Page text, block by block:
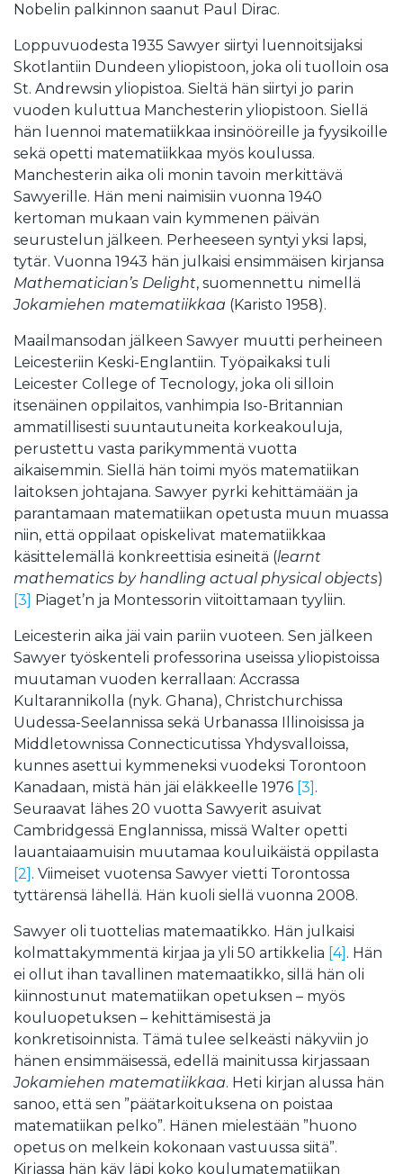
Nobelin palkinnon saanut Paul Dirac.
Loppuvuodesta 1935 Sawyer siirtyi luennoitsijaksi
Skotlantiin Dundeen yliopistoon, joka oli tuolloin osa
St. Andrewsin yliopistoa. Sieltä hän siirtyi jo parin
vuoden kuluttua Manchesterin yliopistoon. Siellä
hän luennoi matematiikkaa insinööreille ja fyysikoille
sekä opetti matematiikkaa myös koulussa.
Manchesterin aika oli monin tavoin merkittävä
Sawyerille. Hän meni naimisiin vuonna 1940
kertoman mukaan vain kymmenen päivän
seurustelun jälkeen. Perheeseen syntyi yksi lapsi,
tytär. Vuonna 1943 hän julkaisi ensimmäisen kirjansa
Mathematician’s Delight, suomennettu nimellä
Jokamiehen matematiikkaa (Karisto 1958).
Maailmansodan jälkeen Sawyer muutti perheineen
Leicesteriin Keski-Englantiin. Työpaikaksi tuli
Leicester College of Tecnology, joka oli silloin
itsenäinen oppilaitos, vanhimpia Iso-Britannian
ammatillisesti suuntautuneita korkeakouluja,
perustettu vasta parikymmentä vuotta
aikaisemmin. Siellä hän toimi myös matematiikan
laitoksen johtajana. Sawyer pyrki kehittämään ja
parantamaan matematiikan opetusta muun muassa
niin, että oppilaat opiskelivat matematiikkaa
käsittelemällä konkreettisia esineitä (learnt
mathematics by handling actual physical objects)
[3] Piaget’n ja Montessorin viitoittamaan tyyliin.
Leicesterin aika jäi vain pariin vuoteen. Sen jälkeen
Sawyer työskenteli professorina useissa yliopistoissa
muutaman vuoden kerrallaan: Accrassa
Kultarannikolla (nyk. Ghana), Christchurchissa
Uudessa-Seelannissa sekä Urbanassa Illinoisissa ja
Middletownissa Connecticutissa Yhdysvalloissa,
kunnes asettui kymmeneksi vuodeksi Torontoon
Kanadaan, mistä hän jäi eläkkeelle 1976 [3] .
Seuraavat lähes 20 vuotta Sawyerit asuivat
Cambridgessä Englannissa, missä Walter opetti
lauantaiaamuisin muutamaa kouluikäistä oppilasta
[2] . Viimeiset vuotensa Sawyer vietti Torontossa
tyttärensä lähellä. Hän kuoli siellä vuonna 2008.
Sawyer oli tuottelias matemaatikko. Hän julkaisi
kolmattakymmentä kirjaa ja yli 50 artikkelia [4] . Hän
ei ollut ihan tavallinen matemaatikko, sillä hän oli
kiinnostunut matematiikan opetuksen – myös
kouluopetuksen – kehittämisestä ja
konkretisoinnista. Tämä tulee selkeästi näkyviin jo
hänen ensimmäisessä, edellä mainitussa kirjassaan
Jokamiehen matematiikkaa. Heti kirjan alussa hän
sanoo, että sen ”päätarkoituksena on poistaa
matematiikan pelko”. Hänen mielestään ”huono
opetus on melkein kokonaan vastuussa siitä”.
Kirjassa hän käy läpi koko koulumatematiikan